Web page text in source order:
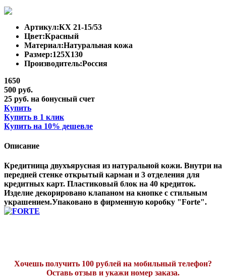
Артикул:КХ 21-15/53
Цвет:Красный
Материал:Натуральная кожа
Размер:125Х130
Производитель:Россия
1650
500 руб.
25 руб. на бонусный счет
Купить
Купить в 1 клик
Купить на 10% дешевле
Описание
Кредитница двухъярусная из натуральной кожи. Внутри на
передней стенке открытый карман и 3 отделения для
кредитных карт. Пластиковый блок на 40 кредиток.
Изделие декорировано клапаном на кнопке с стильным
украшением.Упаковано в фирменную коробку "Forte".
Хочешь получить 100 рублей на мобильный телефон?
Оставь отзыв и укажи номер заказа.